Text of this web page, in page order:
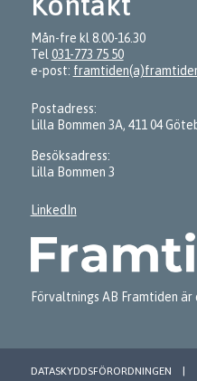
Mån-fre kl 8.00-16.30
Tel 031-773 75 50
e-post:
Postadress:
Lilla Bommen 3A, 411 04
Besöksadress:
Lilla Bommen 3
LinkedIn
Förvaltnings AB Framtiden
DATASKYDDSFÖRORDNINGEN